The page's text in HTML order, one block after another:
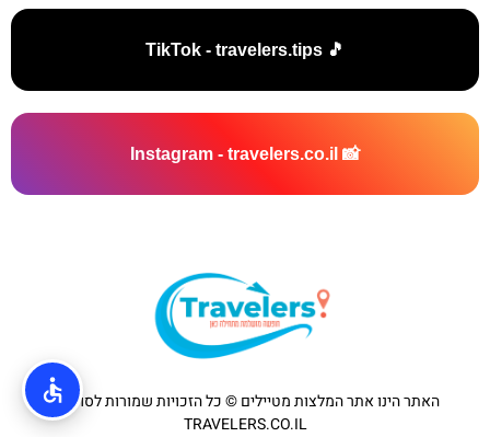
🎵 TikTok - travelers.tips
📸 Instagram - travelers.co.il
האתר הינו אתר המלצות מטיילים © כל הזכויות שמורות לסוכנות
TRAVELERS.CO.IL